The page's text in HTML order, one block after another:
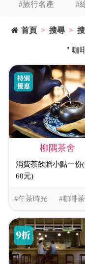
#旅行名產 #
首頁 搜尋
" 咖
#午茶時光 #咖啡
柳隅茶舍
消費茶飲贈小點一份
60元)